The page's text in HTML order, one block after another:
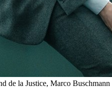
de la Justice, Marco